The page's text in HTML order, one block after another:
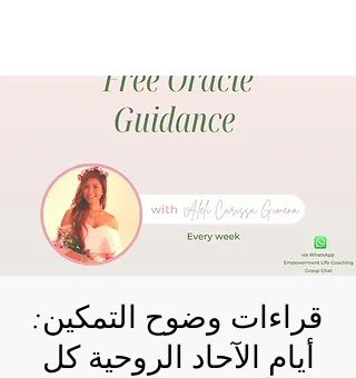
قراءات وضوح التمكين:
أيام الآحاد الروحية كل